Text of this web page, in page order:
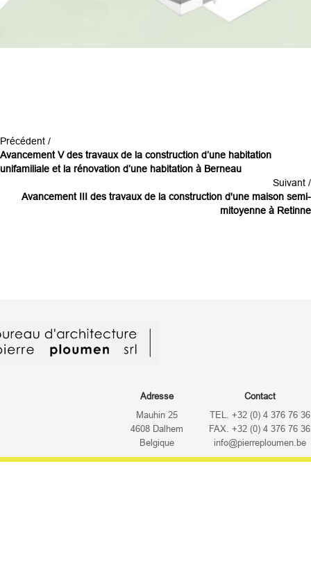
Précédent /
Avancement V des travaux de la construction d’une habitation
unifamiliale et la rénovation d’une habitation à Berneau
Suivant /
Avancement III des travaux de la construction d'une maison semi-
mitoyenne à Retinne
Contact
TEL. +32 (0) 4 376 76 36
FAX. +32 (0) 4 376 76 36
info@pierreploumen.be
Adresse
Mauhin 25
4608 Dalhem
Belgique